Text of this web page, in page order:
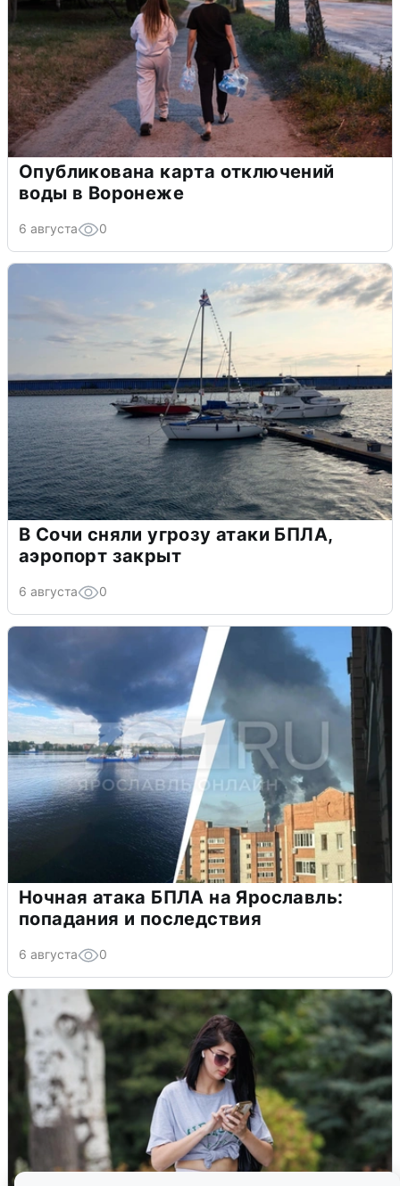
Опубликована карта отключений
воды в Воронеже
6 августа 0
В Сочи сняли угрозу атаки БПЛА,
аэропорт закрыт
6 августа 0
Ночная атака БПЛА на Ярославль:
попадания и последствия
6 августа 0